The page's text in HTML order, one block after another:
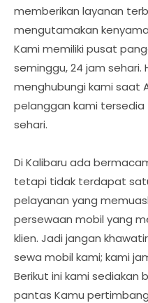
memberikan layanan
mengutamakan
Kami memiliki pusat
seminggu, 24 jam sehari.
menghubungi kami saat
pelanggan kami tersedia
sehari.
Di Kalibaru ada
tetapi tidak terdapat
pelayanan yang
persewaan mobil yang
klien. Jadi jangan
sewa mobil kami; kami
Berikut ini kami sediakan
pantas Kamu